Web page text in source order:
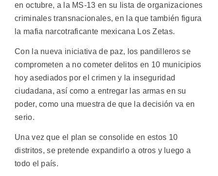
en octubre, a la MS-13 en su lista de organizaciones
criminales transnacionales, en la que también figura
la mafia narcotraficante mexicana Los Zetas.
Con la nueva iniciativa de paz, los pandilleros se
comprometen a no cometer delitos en 10 municipios
hoy asediados por el crimen y la inseguridad
ciudadana, así como a entregar las armas en su
poder, como una muestra de que la decisión va en
serio.
Una vez que el plan se consolide en estos 10
distritos, se pretende expandirlo a otros y luego a
todo el país.